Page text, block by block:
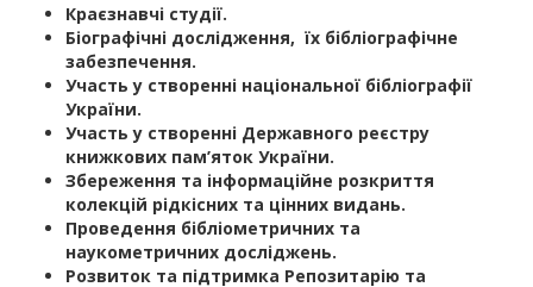
Краєзнавчі студії.
Біографічні дослідження, їх бібліографічне
забезпечення.
Участь у створенні національної бібліографії
України.
Участь у створенні Державного реєстру
книжкових пам’яток України.
Збереження та інформаційне розкриття
колекцій рідкісних та цінних видань.
Проведення бібліометричних та
наукометричних досліджень.
Розвиток та підтримка Репозитарію та